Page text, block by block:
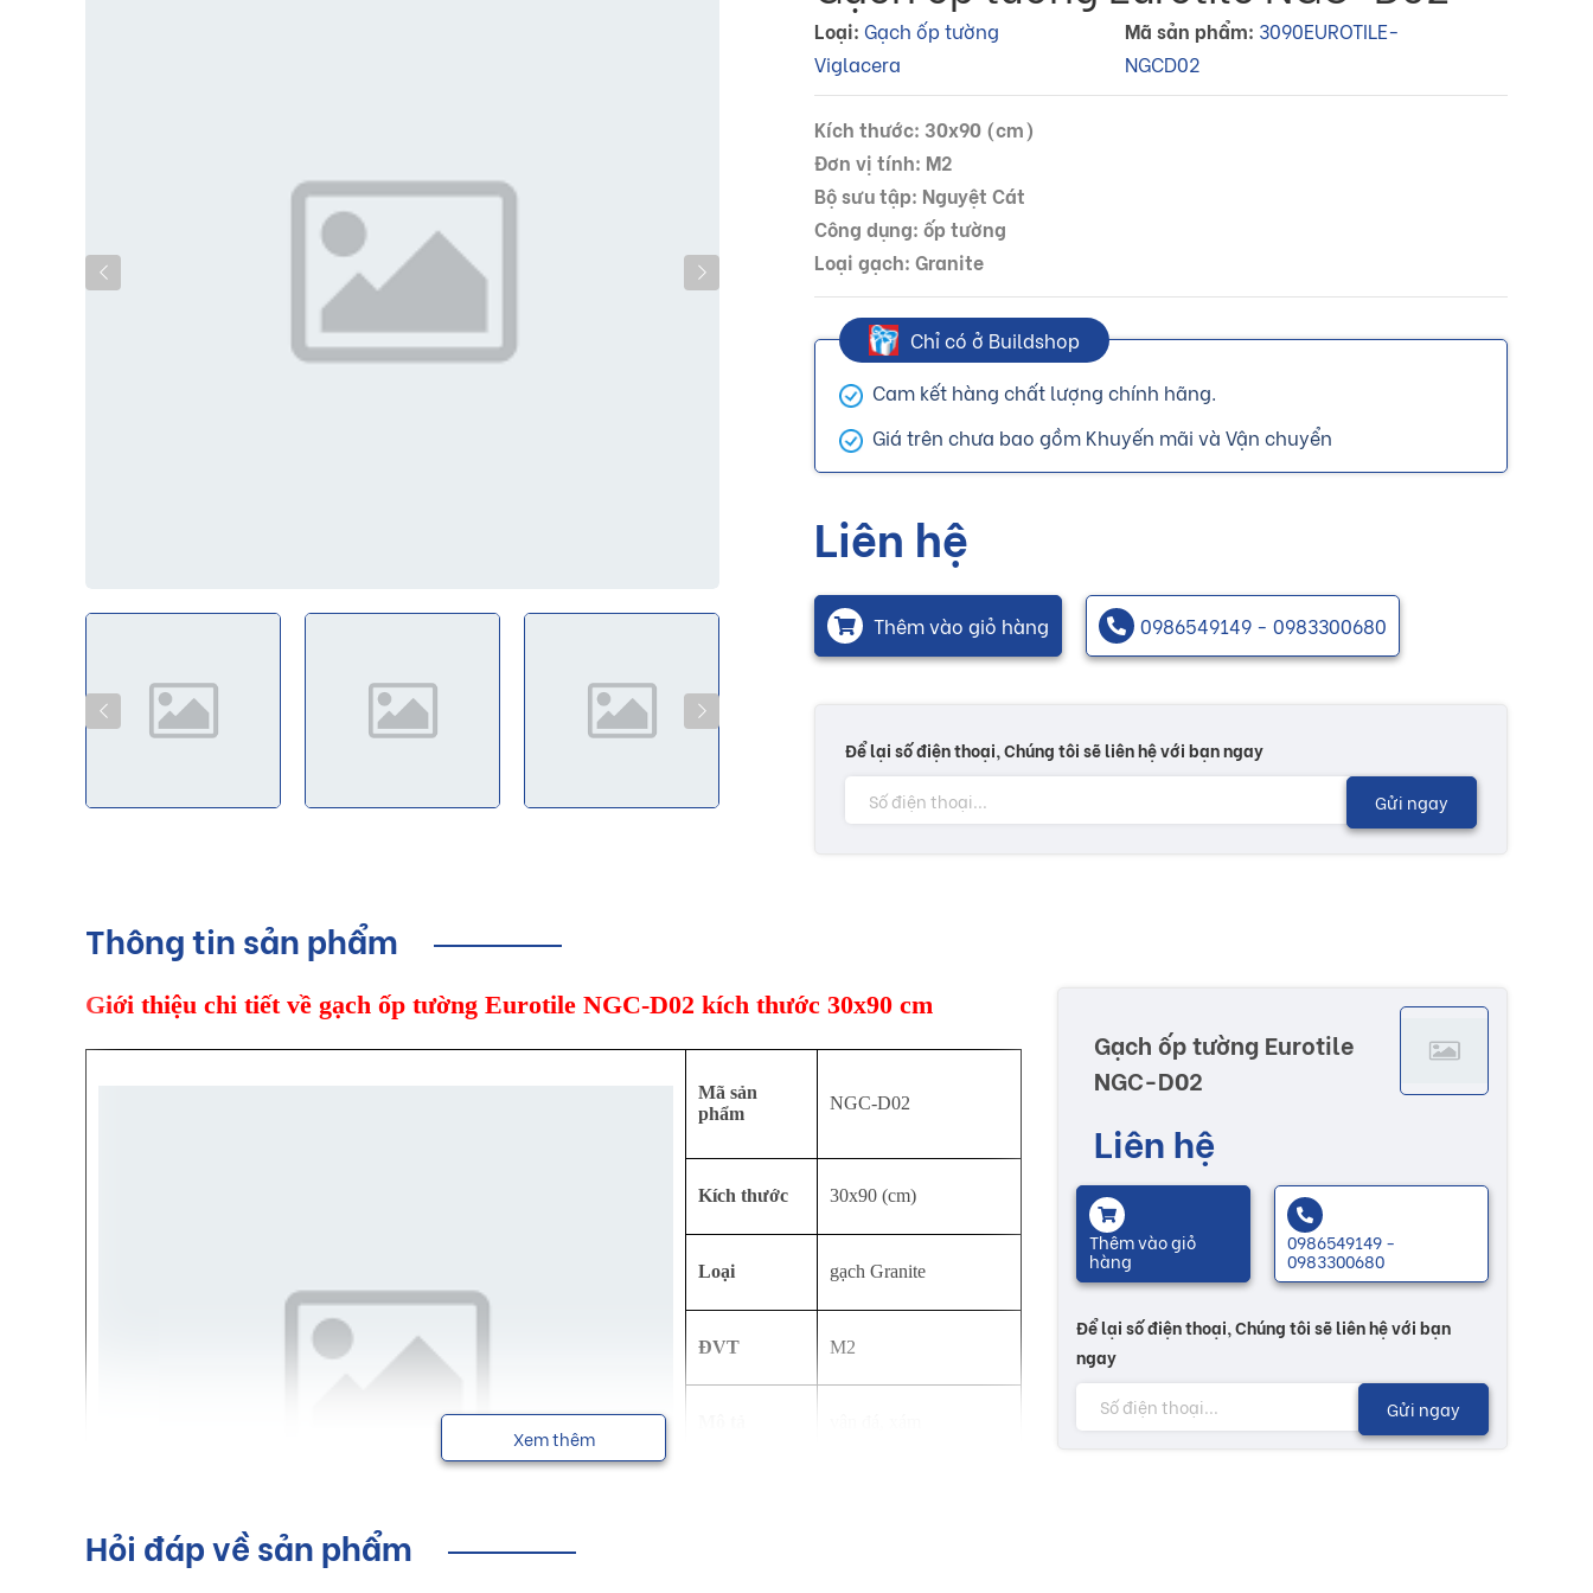
Loại: Gạch ốp tường
Viglacera
Mã sản phẩm: 3090EUROTILE-
NGCD02
Kích thước: 30x90 (cm)
Đơn vị tính: M2
Bộ sưu tập: Nguyệt Cát
Công dụng: ốp tường
Loại gạch: Granite
Chỉ có ở Buildshop
Cam kết hàng chất lượng chính hãng.
Giá trên chưa bao gồm Khuyến mãi và Vận chuyển
Liên hệ
Thêm vào giỏ hàng 0986549149 - 0983300680
Để lại số điện thoại, Chúng tôi sẽ liên hệ với bạn ngay
Gửi ngay
Thông tin sản phẩm
Giới thiệu chi tiết về gạch ốp tường Eurotile NGC-D02 kích thước 30x90 cm
Mã sản
phẩm
NGC-D02
Kích thước 30x90 (cm)
Loại gạch Granite
ĐVT M2
Xem thêm
Hỏi đáp về sản phẩm
Gạch ốp tường Eurotile
NGC-D02
Liên hệ
Thêm vào giỏ
hàng
0986549149 -
0983300680
Để lại số điện thoại, Chúng tôi sẽ liên hệ với bạn
ngay
Gửi ngay